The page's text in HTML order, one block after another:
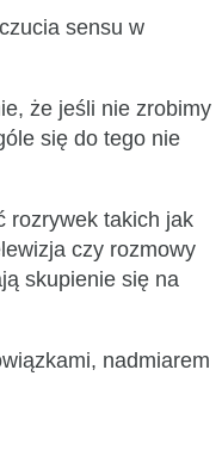
sensu w
że jeśli nie zrobimy
się do tego nie
rozrywek takich jak
czy rozmowy
skupienie się na
nadmiarem